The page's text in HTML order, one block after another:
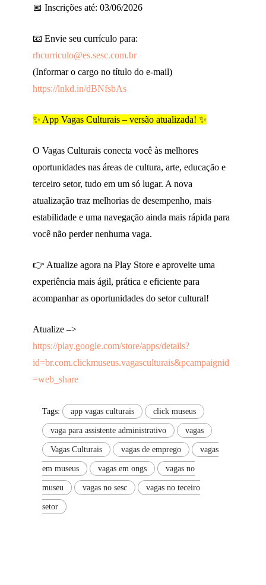
📅 Inscrições até: 03/06/2026
📧 Envie seu currículo para:
rhcurriculo@es.sesc.com.br
(Informar o cargo no título do e-mail)
https://lnkd.in/dBNfsbAs
✨ App Vagas Culturais – versão atualizada! ✨
O Vagas Culturais conecta você às melhores
oportunidades nas áreas de cultura, arte, educação e
terceiro setor, tudo em um só lugar. A nova
atualização traz melhorias de desempenho, mais
estabilidade e uma navegação ainda mais rápida para
você não perder nenhuma vaga.
👉 Atualize agora na Play Store e aproveite uma
experiência mais ágil, prática e eficiente para
acompanhar as oportunidades do setor cultural!
Atualize –>
https://play.google.com/store/apps/details?
id=br.com.clickmuseus.vagasculturais&pcampaignid
=web_share
Tags: app vagas culturais click museus
vaga para assistente administrativo vagas
Vagas Culturais vagas de emprego vagas
em museus vagas em ongs vagas no
museu vagas no sesc vagas no teceiro
setor